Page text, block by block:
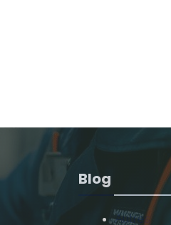
Blog
Autres